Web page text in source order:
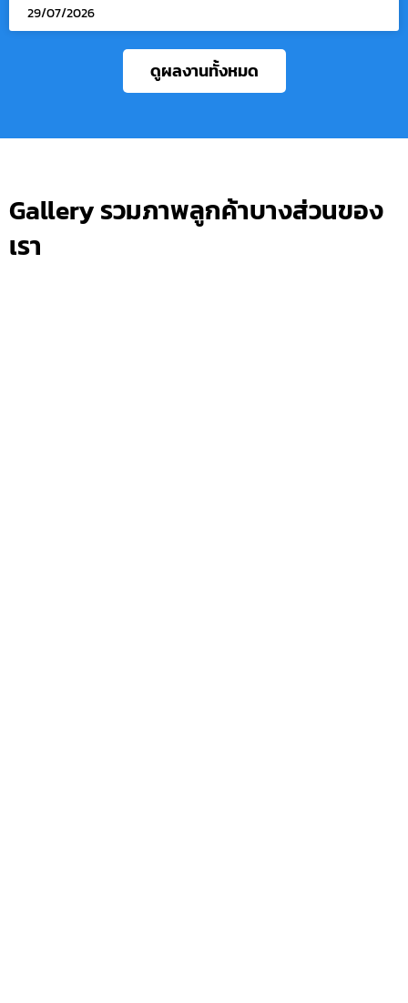
29/07/2026
ดูผลงานทั้งหมด
Gallery รวมภาพลูกค้าบางส่วนของ
เรา